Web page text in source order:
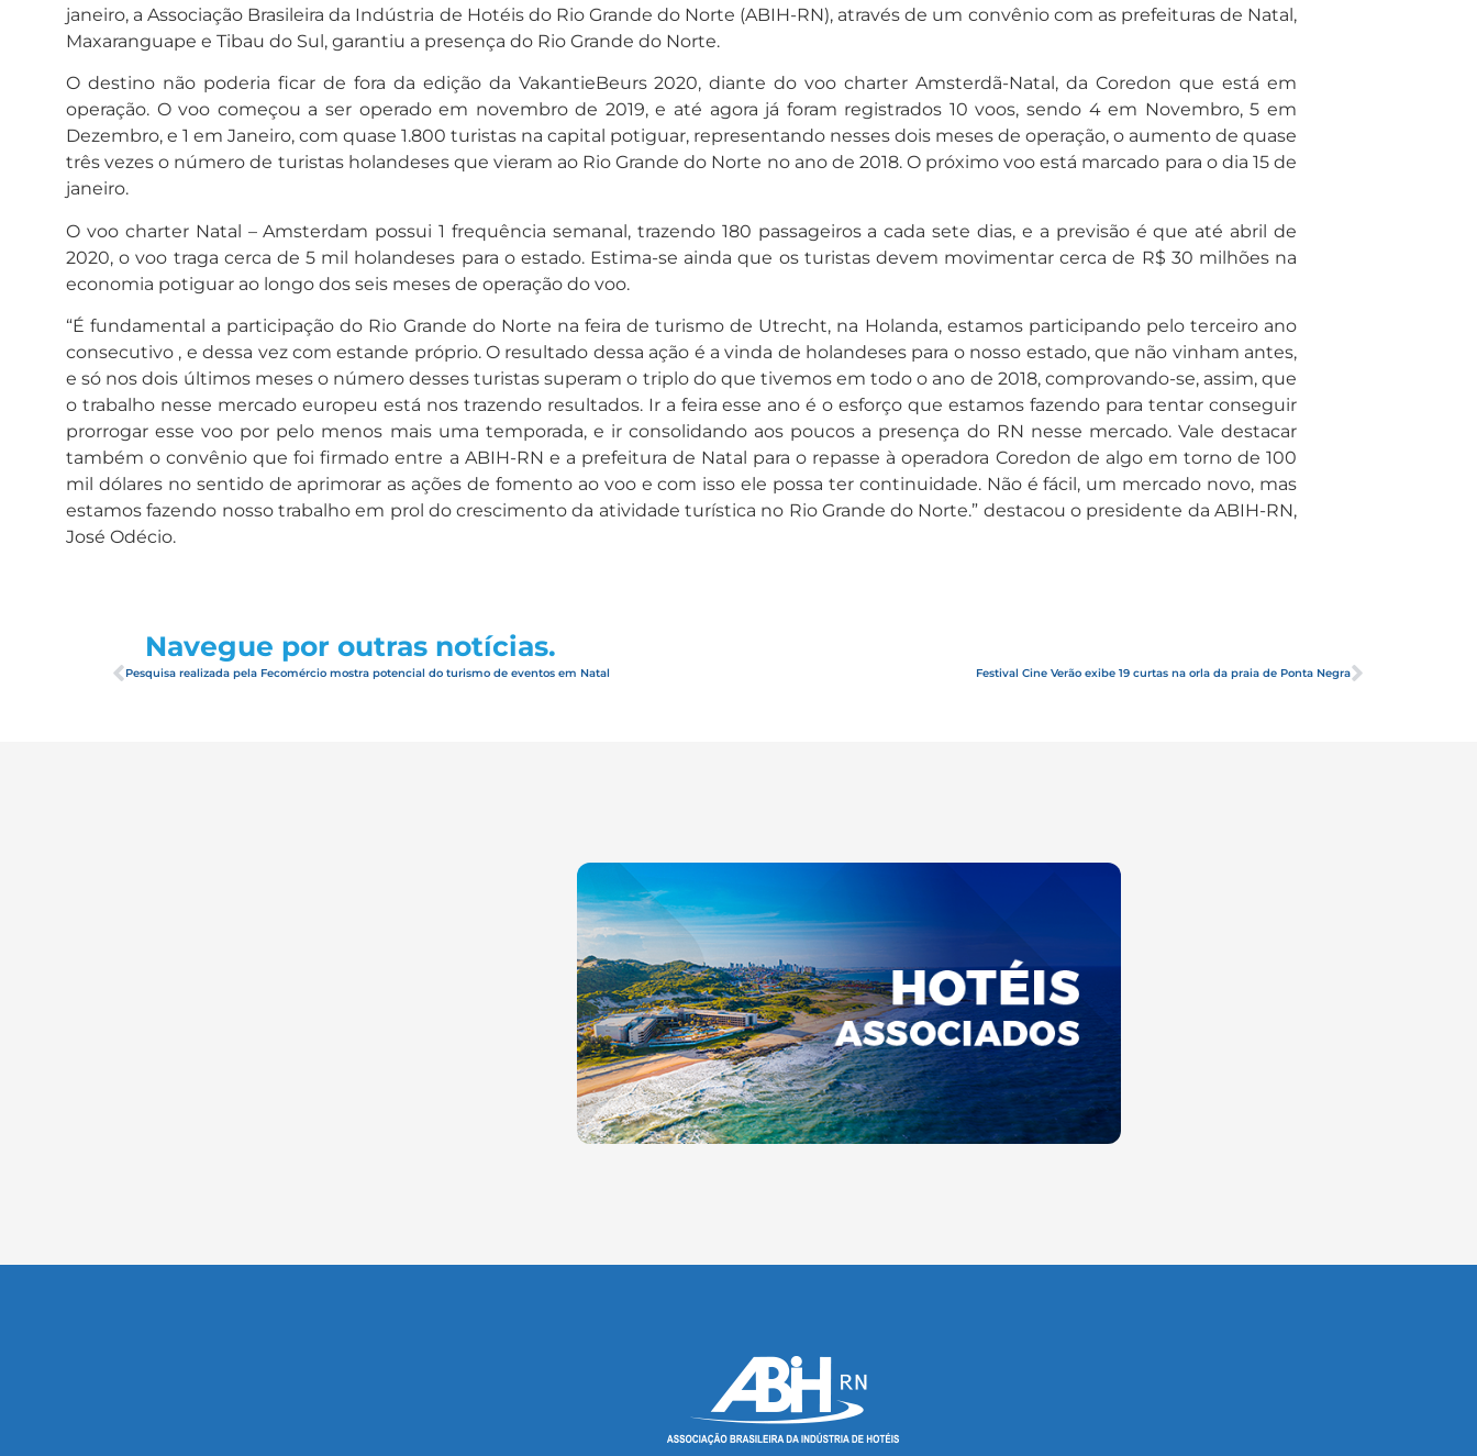
janeiro, a Associação Brasileira da Indústria de Hotéis do Rio Grande do Norte (ABIH-RN), através de um convênio com as prefeituras de Natal,
Maxaranguape e Tibau do Sul, garantiu a presença do Rio Grande do Norte.
O destino não poderia ficar de fora da edição da VakantieBeurs 2020, diante do voo charter Amsterdã-Natal, da Coredon que está em
operação. O voo começou a ser operado em novembro de 2019, e até agora já foram registrados 10 voos, sendo 4 em Novembro, 5 em
Dezembro, e 1 em Janeiro, com quase 1.800 turistas na capital potiguar, representando nesses dois meses de operação, o aumento de quase
três vezes o número de turistas holandeses que vieram ao Rio Grande do Norte no ano de 2018. O próximo voo está marcado para o dia 15 de
janeiro.
O voo charter Natal – Amsterdam possui 1 frequência semanal, trazendo 180 passageiros a cada sete dias, e a previsão é que até abril de
2020, o voo traga cerca de 5 mil holandeses para o estado. Estima-se ainda que os turistas devem movimentar cerca de R$ 30 milhões na
economia potiguar ao longo dos seis meses de operação do voo.
“É fundamental a participação do Rio Grande do Norte na feira de turismo de Utrecht, na Holanda, estamos participando pelo terceiro ano
consecutivo , e dessa vez com estande próprio. O resultado dessa ação é a vinda de holandeses para o nosso estado, que não vinham antes,
e só nos dois últimos meses o número desses turistas superam o triplo do que tivemos em todo o ano de 2018, comprovando-se, assim, que
o trabalho nesse mercado europeu está nos trazendo resultados. Ir a feira esse ano é o esforço que estamos fazendo para tentar conseguir
prorrogar esse voo por pelo menos mais uma temporada, e ir consolidando aos poucos a presença do RN nesse mercado. Vale destacar
também o convênio que foi firmado entre a ABIH-RN e a prefeitura de Natal para o repasse à operadora Coredon de algo em torno de 100
mil dólares no sentido de aprimorar as ações de fomento ao voo e com isso ele possa ter continuidade. Não é fácil, um mercado novo, mas
estamos fazendo nosso trabalho em prol do crescimento da atividade turística no Rio Grande do Norte.” destacou o presidente da ABIH-RN,
José Odécio.
Navegue por outras notícias.
Pesquisa realizada pela Fecomércio mostra potencial do turismo de eventos em Natal Festival Cine Verão exibe 19 curtas na orla da praia de Ponta Negra